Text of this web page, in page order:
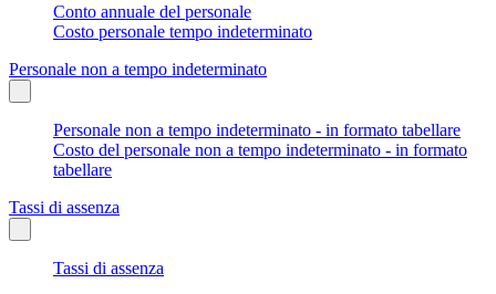
Conto annuale del personale
Costo personale tempo indeterminato
Personale non a tempo indeterminato
Personale non a tempo indeterminato - in formato tabellare
Costo del personale non a tempo indeterminato - in formato
tabellare
Tassi di assenza
Tassi di assenza